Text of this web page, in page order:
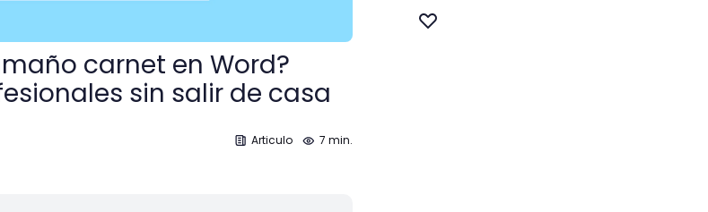
carnet en Word?
sin salir de casa
Articulo 7 min.